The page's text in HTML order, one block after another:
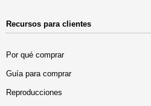
Recursos para clientes
Por qué comprar
Guía para comprar
Reproducciones